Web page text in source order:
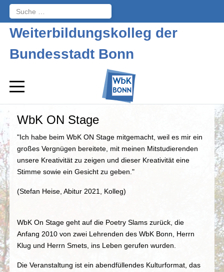
Suchen
Weiterbildungskolleg der
Bundesstadt Bonn
WbK ON Stage
"Ich habe beim WbK ON Stage mitgemacht, weil es mir ein
großes Vergnügen bereitete, mit meinen Mitstudierenden
unsere Kreativität zu zeigen und dieser Kreativität eine
Stimme sowie ein Gesicht zu geben."
(Stefan Heise, Abitur 2021, Kolleg)
WbK On Stage geht auf die Poetry Slams zurück, die
Anfang 2010 von zwei Lehrenden des WbK Bonn, Herrn
Klug und Herrn Smets, ins Leben gerufen wurden.
Die Veranstaltung ist ein abendfüllendes Kulturformat, das